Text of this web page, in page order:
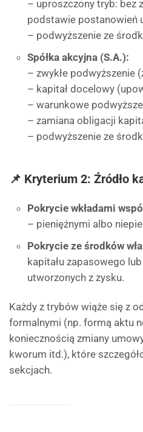
– uproszczony tryb: bez
podstawie postanowień
– podwyższenie ze
Spółka akcyjna (S.A.):
– zwykłe podwyższenie
– kapitał docelowy
– warunkowe
– zamiana obligacji
– podwyższenie ze
📌 Kryterium 2: Źródło
Pokrycie wkładami
– pieniężnymi albo
Pokrycie ze środków
kapitału zapasowego
utworzonych z zysku.
Każdy z trybów wiąże się z
formalnymi (np. formą aktu
koniecznością zmiany
kworum itd.), które
sekcjach.